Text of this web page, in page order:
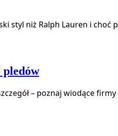
styl niż Ralph Lauren i
pledów
– poznaj wiodące